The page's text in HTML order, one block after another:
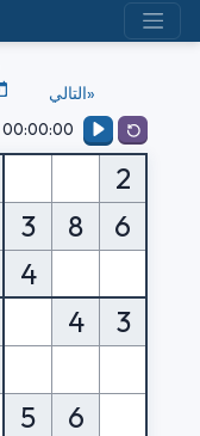
التالي»
00:00:00
2
3 8
6
4
4
3
5
6